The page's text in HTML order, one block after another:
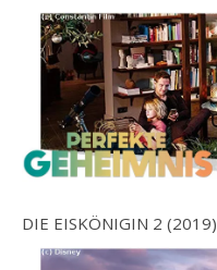
DIE EISKÖNIGIN 2 (2019)